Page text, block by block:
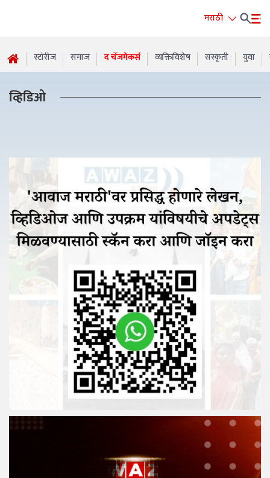
मराठी
स्टोरीज समाज द चेंजमेकर्स व्यक्तिविशेष संस्कृती युवा
व्हिडिओ